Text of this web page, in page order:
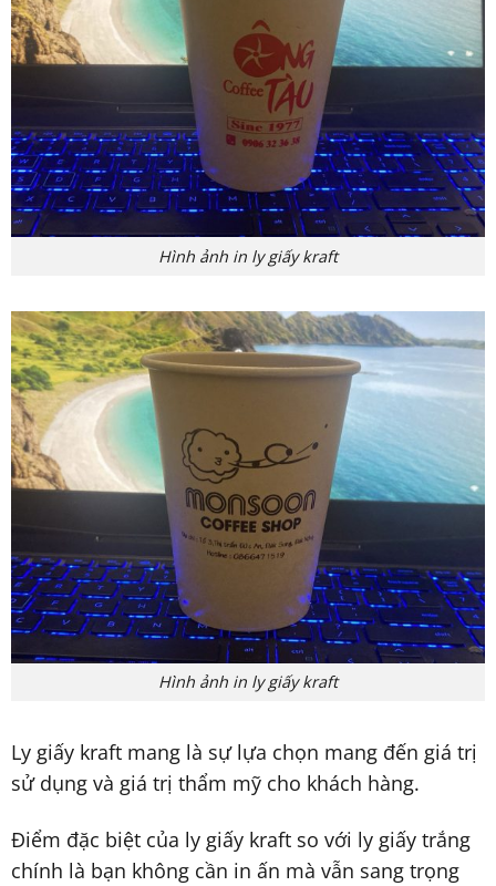
Hình ảnh in ly giấy kraft
Hình ảnh in ly giấy kraft
Ly giấy kraft mang là sự lựa chọn mang đến giá trị
sử dụng và giá trị thẩm mỹ cho khách hàng.
Điểm đặc biệt của ly giấy kraft so với ly giấy trắng
chính là bạn không cần in ấn mà vẫn sang trọng